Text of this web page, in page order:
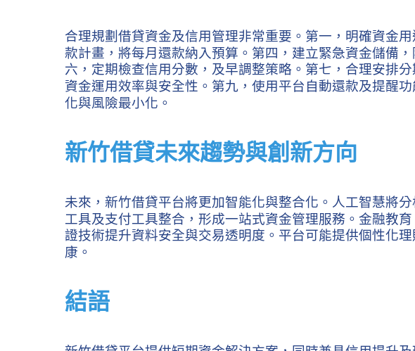
合理規劃借貸資金及信用管理非常重要。第一，明確資金
款計畫，將每月還款納入預算。第四，建立緊急資金儲備
六，定期檢查信用分數，及早調整策略。第七，合理安排
資金運用效率與安全性。第九，使用平台自動還款及提醒
化與風險最小化。
新竹借貸未來趨勢與創新方向
未來，新竹借貸平台將更加智能化與整合化。人工智慧將
工具及支付工具整合，形成一站式資金管理服務。金融教
證技術提升資料安全與交易透明度。平台可能提供個性化
康。
結語